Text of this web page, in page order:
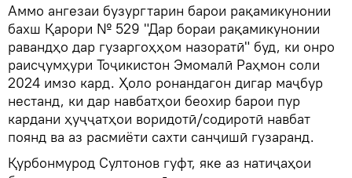
Аммо ангезаи бузургтарин барои рақамикунонии
бахш Қарори № 529 "Дар бораи рақамикунонии
равандҳо дар гузаргоҳҳом назоратӣ" буд, ки онро
раисҷумҳури Тоҷикистон Эмомалӣ Раҳмон соли
2024 имзо кард. Ҳоло ронандагон дигар маҷбур
нестанд, ки дар навбатҳои беохир барои пур
кардани ҳуҷҷатҳои воридотӣ/содиротӣ навбат
поянд ва аз расмиёти сахти санҷишӣ гузаранд.
Қурбонмурод Султонов гуфт, яке аз натиҷаҳои